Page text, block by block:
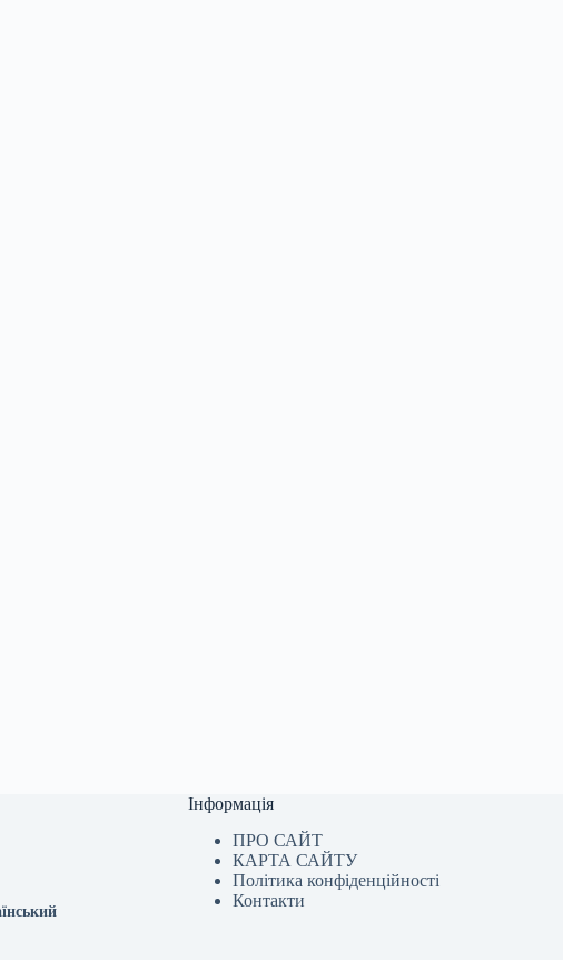
Інформація
ПРО САЙТ
КАРТА САЙТУ
Політика конфіденційності
Контакти